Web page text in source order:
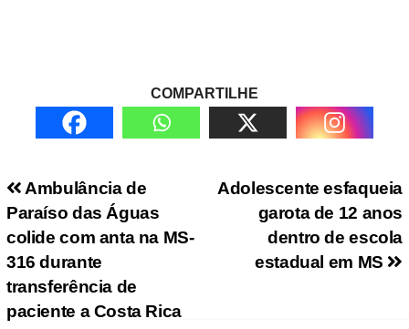
COMPARTILHE
Navegação de PostAdolescente esfaqueia
garota de 12 anos
dentro de escola
estadual em MS
Ambulância de
Paraíso das Águas
colide com anta na MS-
316 durante
transferência de
paciente a Costa Rica